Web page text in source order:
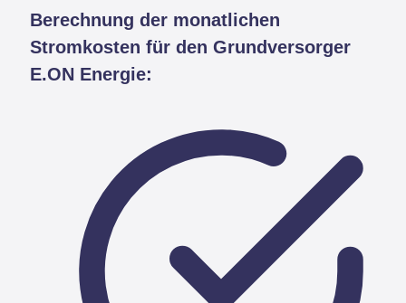
Berechnung der monatlichen
Stromkosten für den Grundversorger
E.ON Energie: